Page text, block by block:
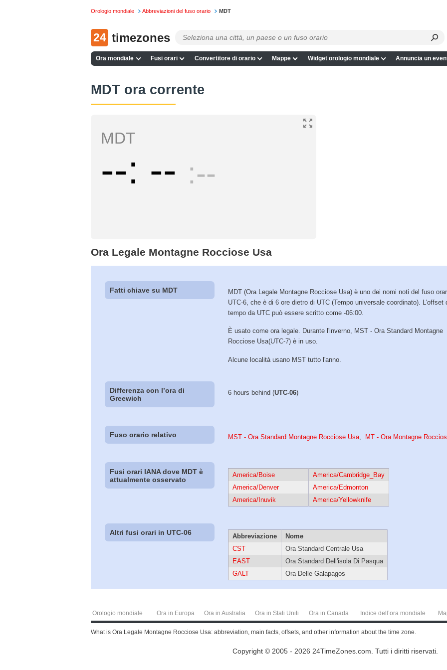
Orologio mondiale Abbreviazioni del fuso orario MDT
24 timezones
Ora mondiale Fusi orari Convertitore di orario Mappe Widget orologio mondiale Annuncia un
MDT ora corrente
MDT
-- -- --
Ora Legale Montagne Rocciose Usa
Fatti chiave su MDT
MDT (Ora Legale Montagne Rocciose Usa) è uno dei nomi noti del fuso
UTC-6, che è di 6 ore dietro di UTC (Tempo universale coordinato). L'offset
tempo da UTC può essere scritto come -06:00.
È usato come ora legale. Durante l'inverno, MST - Ora Standard Montagne
Rocciose Usa(UTC-7) è in uso.
Alcune località usano MST tutto l'anno.
Differenza con l’ora di
Greewich
6 hours behind (UTC-06)
Fuso orario relativo MST - Ora Standard Montagne Rocciose Usa MT - Ora Montagne
Fusi orari IANA dove MDT è
attualmente osservato
America/Boise
America/Cambridge_Bay
America/Denver
America/Edmonton
America/Inuvik
America/Yellowknife
Altri fusi orari in UTC-06 Abbreviazione
Nome
CST
Ora Standard Centrale Usa
EAST
Ora Standard Dell'isola Di Pasqua
GALT
Ora Delle Galapagos
Orologio mondiale Ora in Europa Ora in Australia Ora in Stati Uniti Ora in Canada Indice dell’ora mondiale
What is Ora Legale Montagne Rocciose Usa: abbreviation, main facts, offsets, and other information about the time zone.
Copyright © 2005 - 2026 24TimeZones.com. Tutti i diritti riservati.